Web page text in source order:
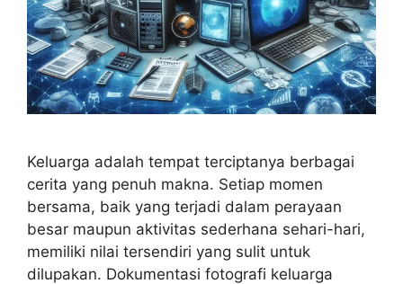
Keluarga adalah tempat terciptanya berbagai
cerita yang penuh makna. Setiap momen
bersama, baik yang terjadi dalam perayaan
besar maupun aktivitas sederhana sehari-hari,
memiliki nilai tersendiri yang sulit untuk
dilupakan. Dokumentasi fotografi keluarga